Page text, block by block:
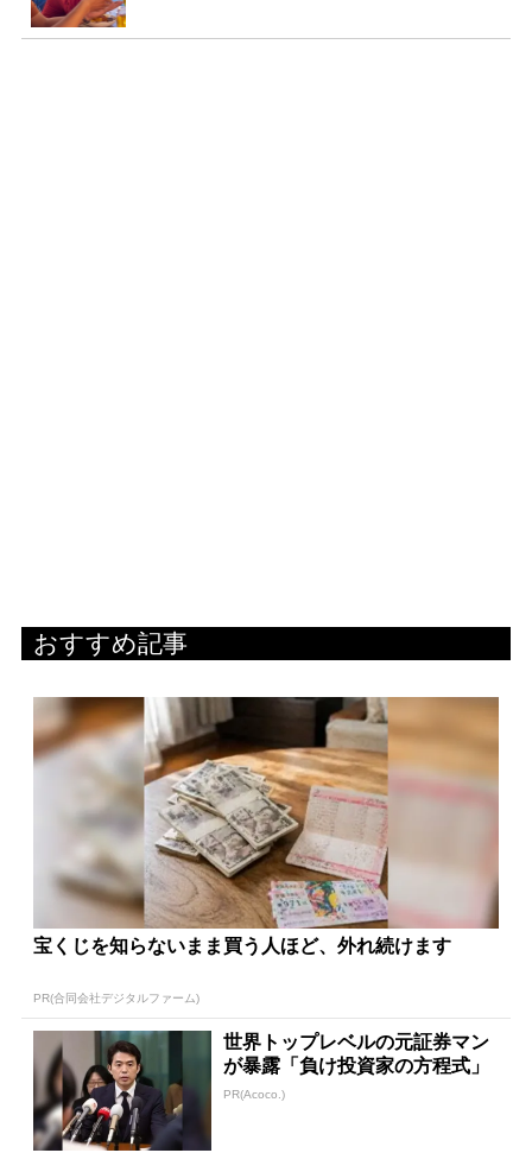
おすすめ記事
宝くじを知らないまま買う人ほど、外れ続けます
PR(合同会社デジタルファーム)
世界トップレベルの元証券マン
が暴露「負け投資家の方程式」
PR(Acoco.)